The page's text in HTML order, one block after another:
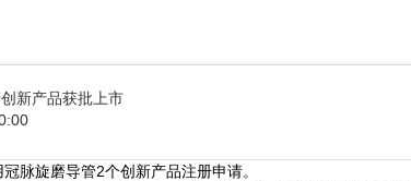
新产品获批上市
旋磨导管2个创新产品注册申请。